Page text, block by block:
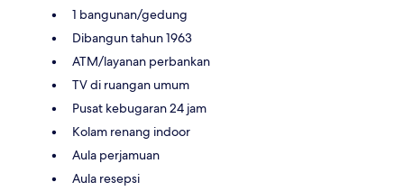
1 bangunan/gedung
Dibangun tahun 1963
ATM/layanan perbankan
TV di ruangan umum
Pusat kebugaran 24 jam
Kolam renang indoor
Aula perjamuan
Aula resepsi